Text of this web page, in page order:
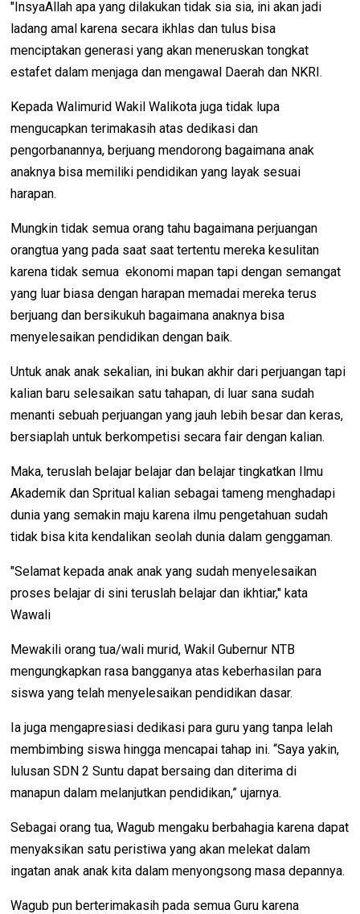
"InsyaAllah apa yang dilakukan tidak sia sia, ini akan jadi
ladang amal karena secara ikhlas dan tulus bisa
menciptakan generasi yang akan meneruskan tongkat
estafet dalam menjaga dan mengawal Daerah dan NKRI.
Kepada Walimurid Wakil Walikota juga tidak lupa
mengucapkan terimakasih atas dedikasi dan
pengorbanannya, berjuang mendorong bagaimana anak
anaknya bisa memiliki pendidikan yang layak sesuai
harapan.
Mungkin tidak semua orang tahu bagaimana perjuangan
orangtua yang pada saat saat tertentu mereka kesulitan
karena tidak semua ekonomi mapan tapi dengan semangat
yang luar biasa dengan harapan memadai mereka terus
berjuang dan bersikukuh bagaimana anaknya bisa
menyelesaikan pendidikan dengan baik.
Untuk anak anak sekalian, ini bukan akhir dari perjuangan tapi
kalian baru selesaikan satu tahapan, di luar sana sudah
menanti sebuah perjuangan yang jauh lebih besar dan keras,
bersiaplah untuk berkompetisi secara fair dengan kalian.
Maka, teruslah belajar belajar dan belajar tingkatkan Ilmu
Akademik dan Spritual kalian sebagai tameng menghadapi
dunia yang semakin maju karena ilmu pengetahuan sudah
tidak bisa kita kendalikan seolah dunia dalam genggaman.
"Selamat kepada anak anak yang sudah menyelesaikan
proses belajar di sini teruslah belajar dan ikhtiar," kata
Wawali
Mewakili orang tua/wali murid, Wakil Gubernur NTB
mengungkapkan rasa bangganya atas keberhasilan para
siswa yang telah menyelesaikan pendidikan dasar.
Ia juga mengapresiasi dedikasi para guru yang tanpa lelah
membimbing siswa hingga mencapai tahap ini. “Saya yakin,
lulusan SDN 2 Suntu dapat bersaing dan diterima di
manapun dalam melanjutkan pendidikan,” ujarnya.
Sebagai orang tua, Wagub mengaku berbahagia karena dapat
menyaksikan satu peristiwa yang akan melekat dalam
ingatan anak anak kita dalam menyongsong masa depannya.
Wagub pun berterimakasih pada semua Guru karena